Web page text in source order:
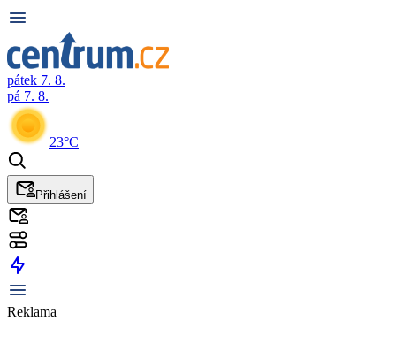
pátek 7. 8.
pá 7. 8.
23°C
Přihlášení
Reklama